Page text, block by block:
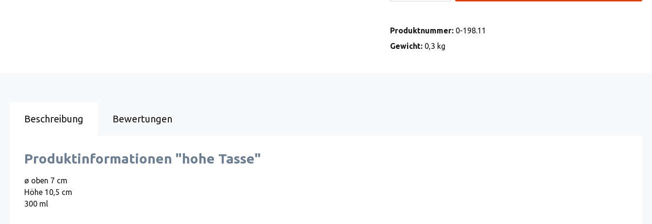
Produktnummer: 0-198.11
Gewicht: 0,3 kg
Beschreibung Bewertungen
Produktinformationen "hohe Tasse"
ø oben 7 cm
Höhe 10,5 cm
300 ml